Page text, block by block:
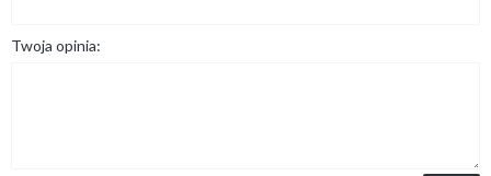
Twoja opinia: